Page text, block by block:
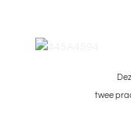
twee